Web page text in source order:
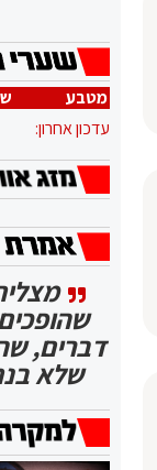
מטבע
עדכון אחרון:
דברים,
שלא